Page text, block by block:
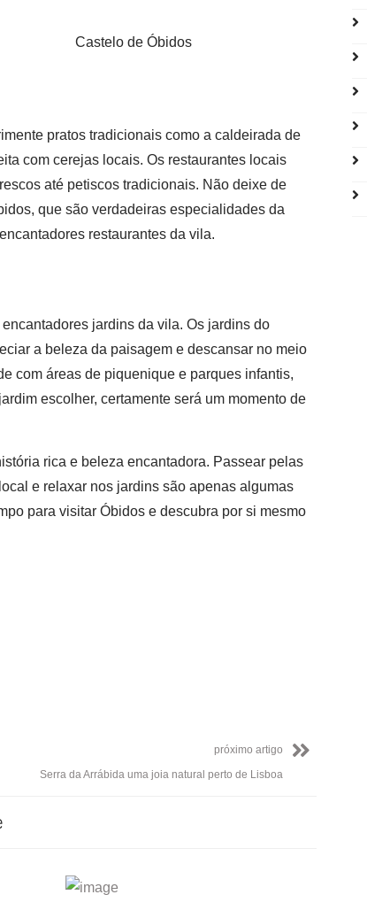
pratos tradicionais como a caldeirada de
com cerejas locais. Os restaurantes locais
até petiscos tradicionais. Não deixe de
que são verdadeiras especialidades da
restaurantes da vila.
jardins da vila. Os jardins do
a beleza da paisagem e descansar no meio
com áreas de piquenique e parques infantis,
escolher, certamente será um momento de
rica e beleza encantadora. Passear pelas
e relaxar nos jardins são apenas algumas
para visitar Óbidos e descubra por si mesmo
próximo artigo
Serra da Arrábida uma joia natural perto de Lisboa